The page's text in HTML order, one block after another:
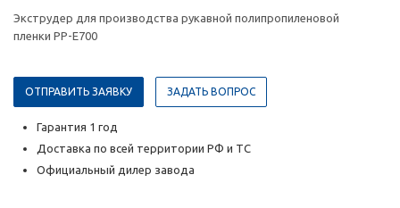
Экструдер для производства рукавной полипропиленовой
пленки PP-E700
ОТПРАВИТЬ ЗАЯВКУ ЗАДАТЬ ВОПРОС
Гарантия 1 год
Доставка по всей территории РФ и ТС
Официальный дилер завода